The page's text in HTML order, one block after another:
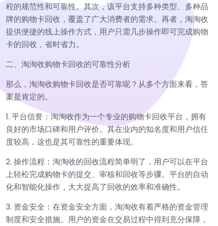
程的规范性和可靠性。其次，该平台支持多种类型、多种品
牌的购物卡回收，覆盖了广大消费者的需求。再者，淘淘收
提供便捷的线上操作方式，用户只需几步操作即可完成购物
卡的回收，省时省力。
二、淘淘收购物卡回收的可靠性分析
那么，淘淘收购物卡回收是否可靠呢？从多个方面来看，答
案是肯定的。
1. 平台信誉：淘淘收作为一个专业的购物卡回收平台，拥有
良好的市场口碑和用户评价。其在业内的知名度和用户信任
度较高，这也是其可靠性的重要体现。
2. 操作流程：淘淘收的回收流程简单明了，用户可以在平台
上轻松完成购物卡的提交、审核和回收等步骤。平台的自动
化和智能化操作，大大提高了回收的效率和准确性。
3. 资金安全：在资金安全方面，淘淘收有着严格的资金管理
制度和安全措施。用户的资金在交易过程中得到充分保障，